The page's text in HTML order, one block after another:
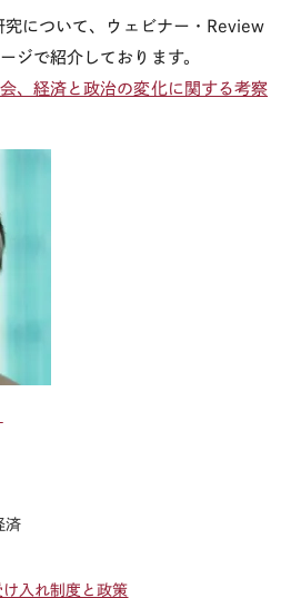
について、ウェビナー・Review
ジで紹介しております。
、経済と政治の変化に関する考察
済
入れ制度と政策